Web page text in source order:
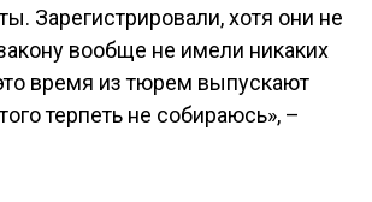
Зарегистрировали, хотя они не
вообще не имели никаких
время из тюрем выпускают
терпеть не собираюсь», –